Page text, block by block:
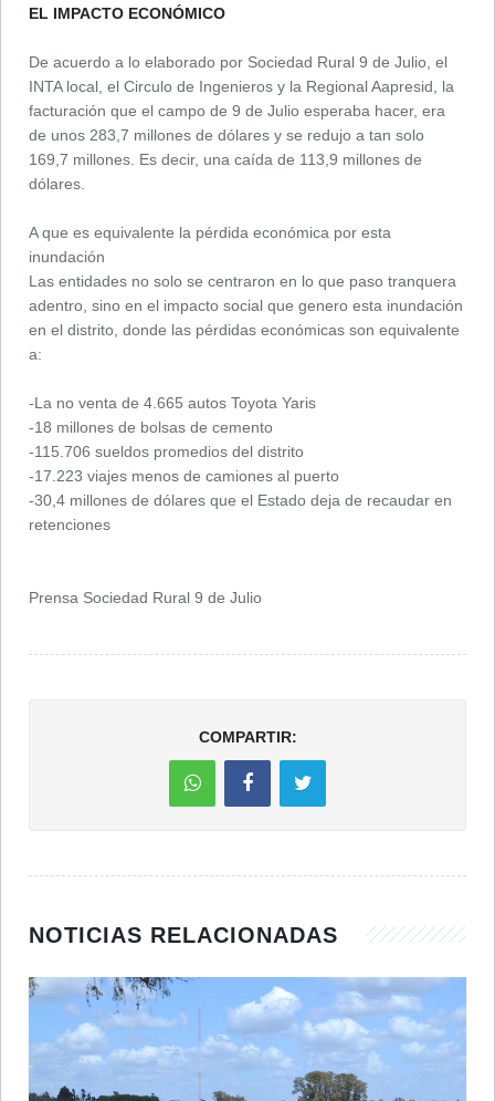
EL IMPACTO ECONÓMICO
De acuerdo a lo elaborado por Sociedad Rural 9 de Julio, el
INTA local, el Circulo de Ingenieros y la Regional Aapresid, la
facturación que el campo de 9 de Julio esperaba hacer, era
de unos 283,7 millones de dólares y se redujo a tan solo
169,7 millones. Es decir, una caída de 113,9 millones de
dólares.
A que es equivalente la pérdida económica por esta
inundación
Las entidades no solo se centraron en lo que paso tranquera
adentro, sino en el impacto social que genero esta inundación
en el distrito, donde las pérdidas económicas son equivalente
a:
-La no venta de 4.665 autos Toyota Yaris
-18 millones de bolsas de cemento
-115.706 sueldos promedios del distrito
-17.223 viajes menos de camiones al puerto
-30,4 millones de dólares que el Estado deja de recaudar en
retenciones
Prensa Sociedad Rural 9 de Julio
COMPARTIR:
NOTICIAS RELACIONADAS